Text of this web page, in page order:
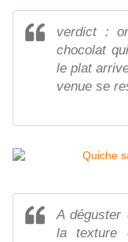
verdict :
chocolat
le plat
venue se
A déguster
la texture